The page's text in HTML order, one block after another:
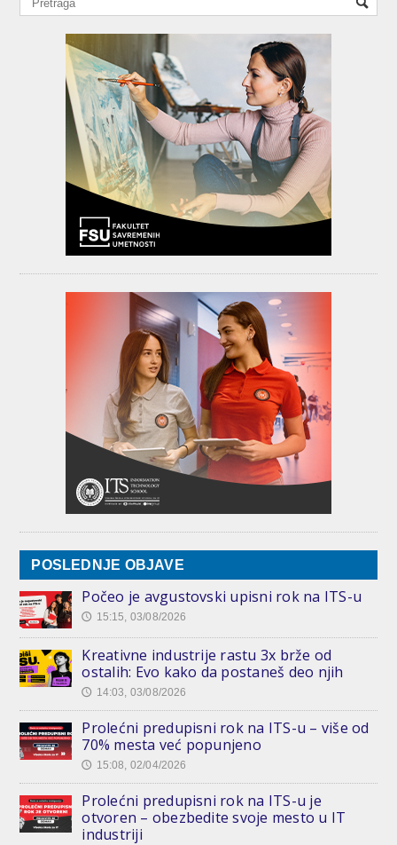
POSLEDNJE OBJAVE
Počeo je avgustovski upisni rok na ITS-u
🕔 15:15, 03/08/2026
Kreativne industrije rastu 3x brže od
ostalih: Evo kako da postaneš deo njih
🕔 14:03, 03/08/2026
Prolećni predupisni rok na ITS-u – više od
70% mesta već popunjeno
🕔 15:08, 02/04/2026
Prolećni predupisni rok na ITS-u je
otvoren – obezbedite svoje mesto u IT
industriji